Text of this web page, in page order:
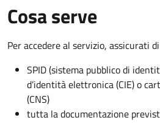
Cosa serve
Per accedere al servizio, assicurati
SPID (sistema pubblico di
d’identità elettronica (CIE) o
(CNS)
tutta la documentazione